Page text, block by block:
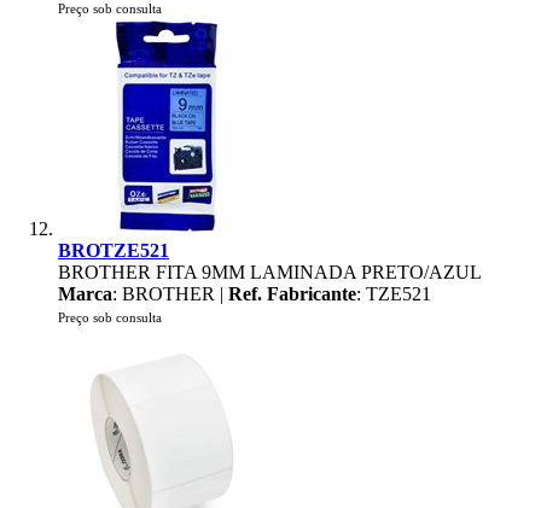
Preço sob consulta
BROTZE521
BROTHER FITA 9MM LAMINADA PRETO/AZUL
Marca: BROTHER | Ref. Fabricante: TZE521
Preço sob consulta